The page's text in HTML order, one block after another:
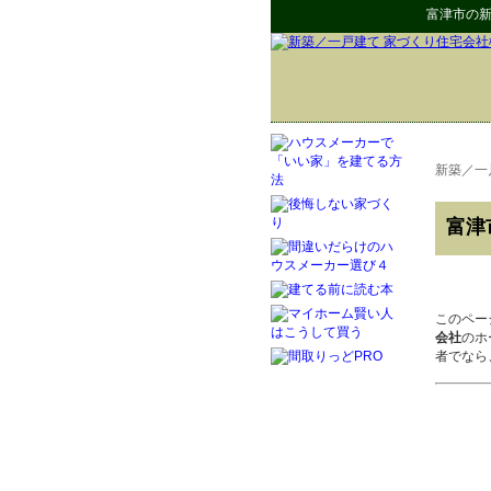
富津市の
新築／
富津
このペ
会社のホ
者でなら